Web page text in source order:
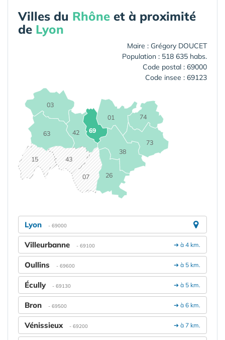
Villes du Rhône et à proximité
de Lyon
Maire : Grégory DOUCET
Population : 518 635 habs.
Code postal : 69000
Code insee : 69123
01
03
07
15
26
38
42
43
63
69
73
74
Lyon - 69000
➔ à 4 km.
Villeurbanne - 69100
➔ à 5 km.
Oullins - 69600
➔ à 5 km.
Écully - 69130
➔ à 6 km.
Bron - 69500
➔ à 7 km.
Vénissieux - 69200